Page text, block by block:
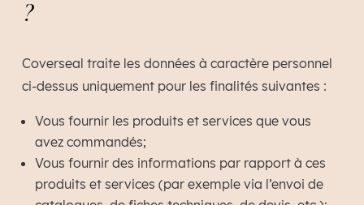
?
Coverseal traite les données à caractère personnel
ci-dessus uniquement pour les finalités suivantes :
Vous fournir les produits et services que vous
avez commandés;
Vous fournir des informations par rapport à ces
produits et services (par exemple via l’envoi de